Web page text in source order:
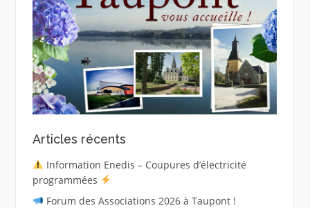
Articles récents
Information Enedis – Coupures d’électricité
programmées
Forum des Associations 2026 à Taupont !